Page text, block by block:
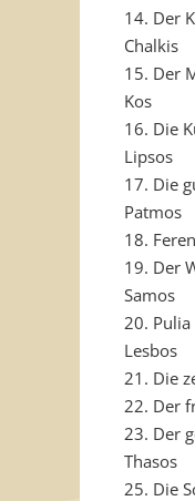
14. Der
Chalkis
15. Der
Kos
16. Die
Lipsos
17. Die
Patmos
18.
19. Der
Samos
20.
Lesbos
21. Die
22. Der
23. Der
Thasos
25. Die